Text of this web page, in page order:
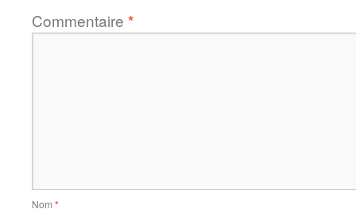
Commentaire *
Nom *